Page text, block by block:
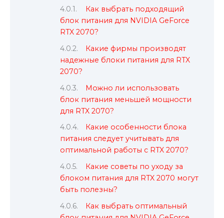
Как выбрать подходящий
блок питания для NVIDIA GeForce
RTX 2070?
Какие фирмы производят
надежные блоки питания для RTX
2070?
Можно ли использовать
блок питания меньшей мощности
для RTX 2070?
Какие особенности блока
питания следует учитывать для
оптимальной работы с RTX 2070?
Какие советы по уходу за
блоком питания для RTX 2070 могут
быть полезны?
Как выбрать оптимальный